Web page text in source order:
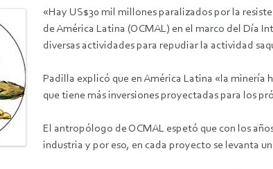
«Hay US$30 mil millones paralizados por la
de América Latina (OCMAL) en el marco del Día
diversas actividades para repudiar la actividad
Padilla explicó que en América Latina «la
que tiene más inversiones proyectadas para los
El antropólogo de OCMAL espetó que con los
industria y por eso, en cada proyecto se levanta